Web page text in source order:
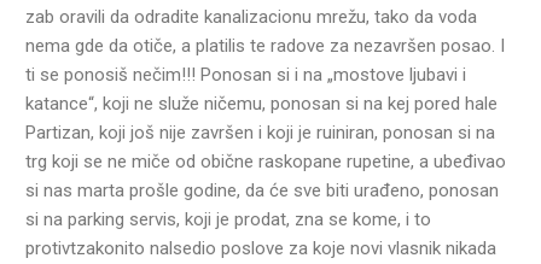
zab oravili da odradite kanalizacionu mrežu, tako da voda
nema gde da otiče, a platilis te radove za nezavršen posao. I
ti se ponosiš nečim!!! Ponosan si i na „mostove ljubavi i
katance“, koji ne služe ničemu, ponosan si na kej pored hale
Partizan, koji još nije završen i koji je ruiniran, ponosan si na
trg koji se ne miče od obične raskopane rupetine, a ubeđivao
si nas marta prošle godine, da će sve biti urađeno, ponosan
si na parking servis, koji je prodat, zna se kome, i to
protivtzakonito nalsedio poslove za koje novi vlasnik nikada